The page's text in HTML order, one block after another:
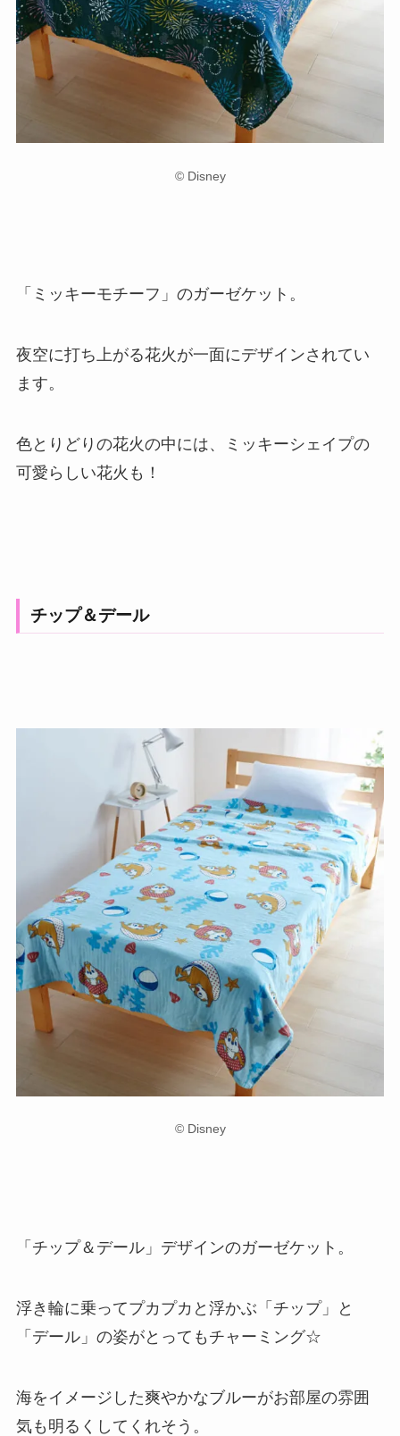
© Disney
「ミッキーモチーフ」のガーゼケット。
夜空に打ち上がる花火が一面にデザインされてい
ます。
色とりどりの花火の中には、ミッキーシェイプの
可愛らしい花火も！
チップ＆デール
© Disney
「チップ＆デール」デザインのガーゼケット。
浮き輪に乗ってプカプカと浮かぶ「チップ」と
「デール」の姿がとってもチャーミング☆
海をイメージした爽やかなブルーがお部屋の雰囲
気も明るくしてくれそう。